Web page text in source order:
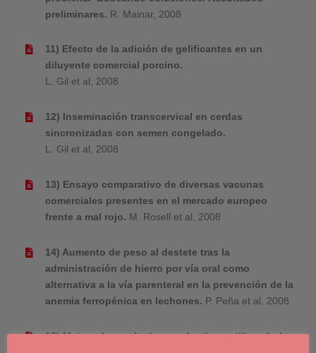
preliminares. R. Mainar, 2008
11) Efecto de la adición de gelificantes en un
diluyente comercial porcino.
L. Gil et al, 2008
12) Inseminación transcervical en cerdas
sincronizadas con semen congelado.
L. Gil et al, 2008
13) Ensayo comparativo de diversas vacunas
comerciales presentes en el mercado europeo
frente a mal rojo. M. Rosell et al, 2008
14) Aumento de peso al destete tras la
administración de hierro por vía oral como
alternativa a la vía parenteral en la prevención de la
anemia ferropénica en lechones. P. Peña et al, 2008
15) Mejora de resultados productivos utilizando la